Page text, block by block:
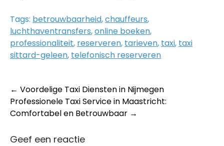
Tags: betrouwbaarheid,chauffeurs,
luchthaventransfers,online boeken,
professionaliteit, reserveren, tarieven, taxi, taxi
sittard-geleen, telefonisch reserveren
Post
navigation
← Voordelige Taxi Diensten in Nijmegen
Professionele Taxi Service in Maastricht:
Comfortabel en Betrouwbaar →
Geef een reactie